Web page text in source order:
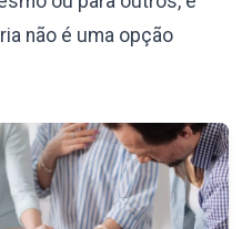
não é uma opção